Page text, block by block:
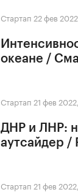
Стартап 22 фев
океане /
Стартап 21 фев
ДНР и ЛНР:
аутсайдер /
Стартап 21 фев